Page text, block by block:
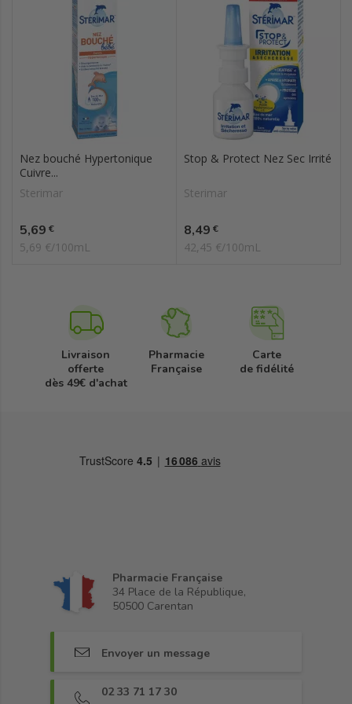
Nez bouché Hypertonique
Cuivre...
Sterimar
Prix
5,69 €
5,69 €/100mL
Stop & Protect Nez Sec Irrité
Sterimar
Prix
8,49 €
42,45 €/100mL
Livraison
offerte
dès 49€ d'achat
Pharmacie
Française
Carte
de fidélité
Pharmacie Française
34 Place de la République,
50500 Carentan
Envoyer un message
02 33 71 17 30